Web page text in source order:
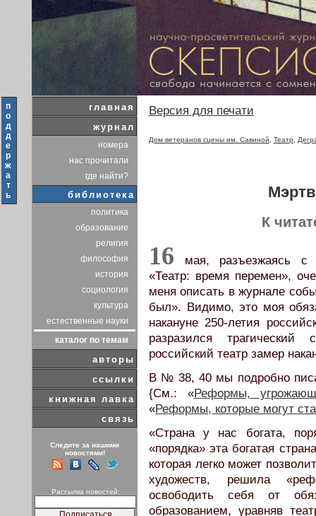
п
о
д
д
е
р
ж
а
т
ь
главная
журнал
номера
нас прочитали
где найти?
библиотека
политика
образование
религия
философия
история
социология
культура
естественные науки
каталог по темам
авторы
ссылки
книжная лавка
связь
Следите за нашими
новостями!
Рассылка новостей:
Версия для печати
Дом ветеранов сцены им. Савиной Театр
К
16 мая, разъезжаясь с
«Театр: время перемен»,
меня описать в журнале
был». Видимо, это моя
накануне 250-летия
разразился
российский театр замер
В № 38, 40 мы подробно
{См.: «Реформы,
«Реформы, которые могут
«Страна у нас богата,
«порядка» эта богатая
которая легко может
художеств, решила
освободить себя от
образованием, уравняв